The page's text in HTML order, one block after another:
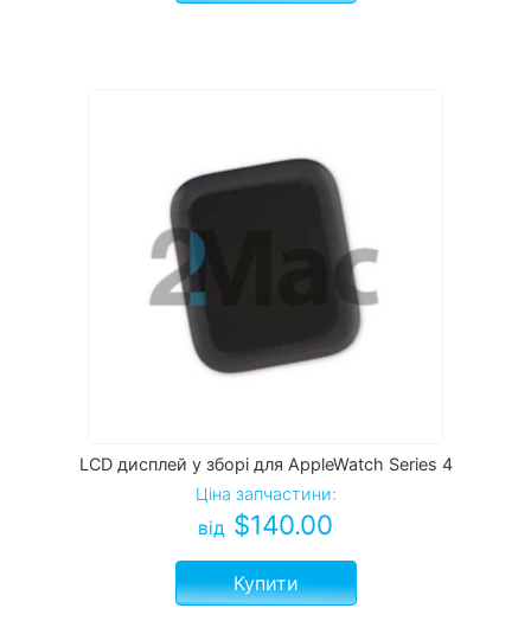
LCD дисплей у зборі для AppleWatch Series 4
Ціна запчастини:
від $140.00
Купити